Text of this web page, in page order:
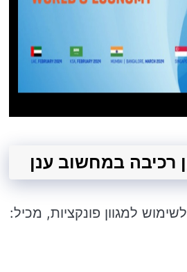
למגוון פונקציות, מכיל: